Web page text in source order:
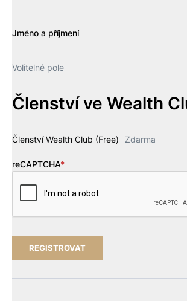
Jméno a příjmení
Volitelné pole
Členství ve Wealth
Členství Wealth Club (Free) Zdarma
reCAPTCHA*